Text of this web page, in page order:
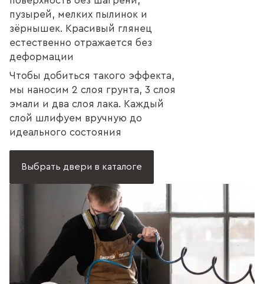
пузырей, мелких пылинок и
зёрнышек. Красивый глянец
естественно отражается без
деформации
Чтобы добиться такого эффекта,
мы наносим 2 слоя грунта, 3 слоя
эмали и два слоя лака. Каждый
слой шлифуем вручную до
идеального состояния
Выбрать двери в каталоге